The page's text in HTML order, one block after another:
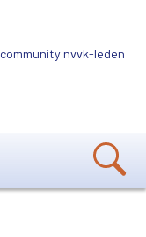
community nvvk-leden